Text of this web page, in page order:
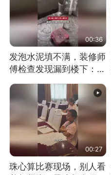
00:36
发泡水泥填不满，装修师
傅检查发现漏到楼下：出
风口未延伸到外墙
00:27
珠心算比赛现场，别人看